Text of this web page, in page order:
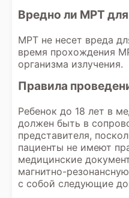
Вредно ли МРТ
МРТ не несет вреда
время прохождения
организма излучения.
Правила
Ребенок до 18 лет в
должен быть в
представителя,
пациенты не имеют
медицинские
магнитно-
с собой следующие